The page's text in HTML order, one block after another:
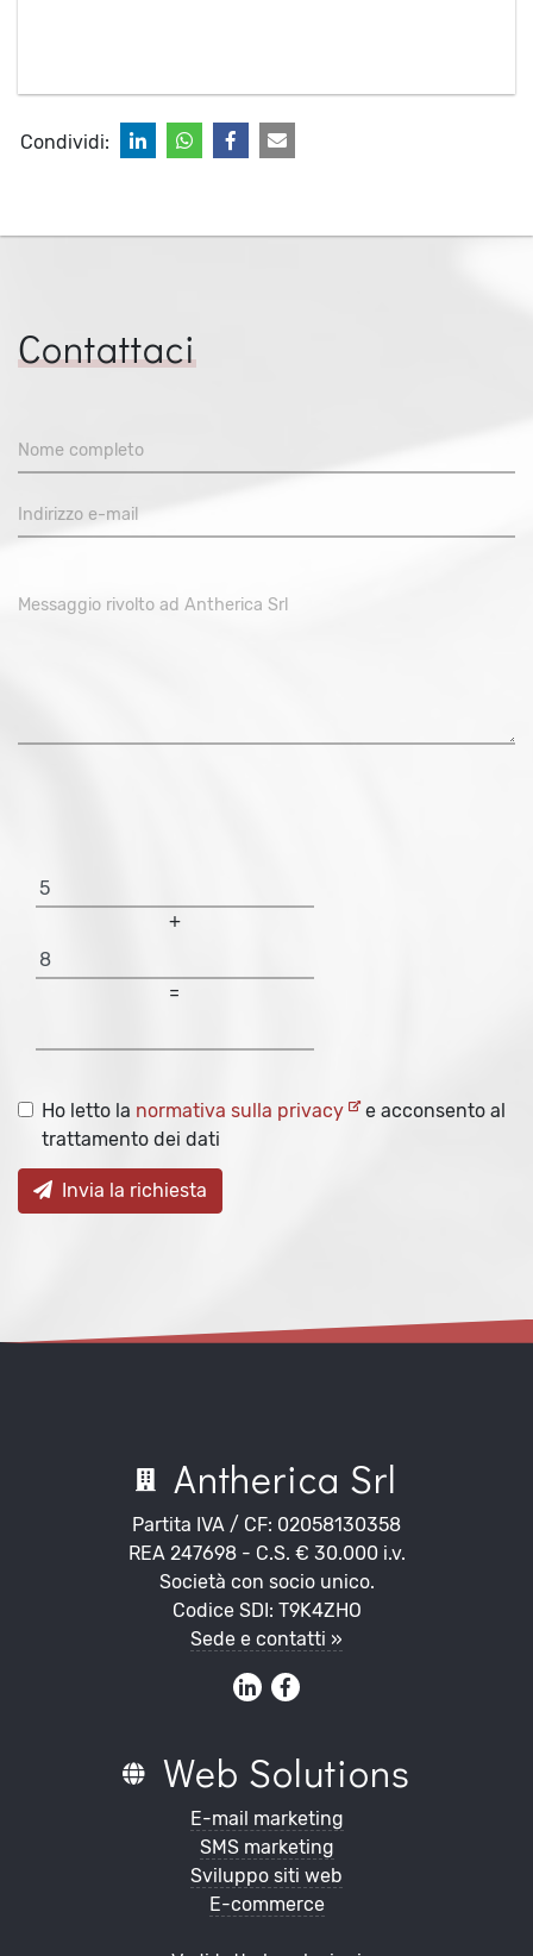
Condividi:
Contattaci
+
=
Ho letto la normativa sulla privacy
e acconsento al
trattamento dei dati
Invia la richiesta
Antherica Srl
Partita IVA / CF: 02058130358
REA 247698 - C.S. € 30.000 i.v.
Società con socio unico.
Codice SDI: T9K4ZHO
Sede e contatti »
Web Solutions
E-mail marketing
SMS marketing
Sviluppo siti web
E-commerce